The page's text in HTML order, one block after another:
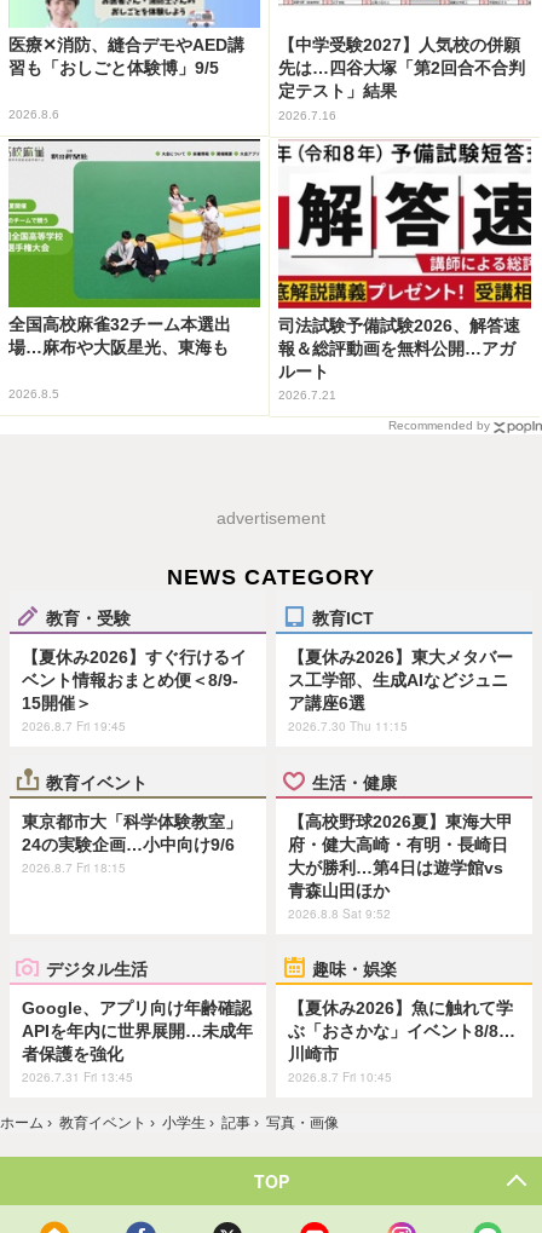
医療✕消防、縫合デモやAED講
習も「おしごと体験博」9/5
2026.8.6
【中学受験2027】人気校の併願
先は…四谷大塚「第2回合不合判
定テスト」結果
2026.7.16
全国高校麻雀32チーム本選出
場…麻布や大阪星光、東海も
2026.8.5
司法試験予備試験2026、解答速
報＆総評動画を無料公開…アガ
ルート
2026.7.21
Recommended by
advertisement
NEWS CATEGORY
教育・受験
【夏休み2026】すぐ行けるイ
ベント情報おまとめ便＜8/9-
15開催＞
2026.8.7 Fri 19:45
教育ICT
【夏休み2026】東大メタバー
ス工学部、生成AIなどジュニ
ア講座6選
2026.7.30 Thu 11:15
教育イベント
東京都市大「科学体験教室」
24の実験企画…小中向け9/6
2026.8.7 Fri 18:15
生活・健康
【高校野球2026夏】東海大甲
府・健大高崎・有明・長崎日
大が勝利…第4日は遊学館vs
青森山田ほか
2026.8.8 Sat 9:52
デジタル生活
Google、アプリ向け年齢確認
APIを年内に世界展開…未成年
者保護を強化
2026.7.31 Fri 13:45
趣味・娯楽
【夏休み2026】魚に触れて学
ぶ「おさかな」イベント8/8…
川崎市
2026.8.7 Fri 10:45
ホーム › 教育イベント › 小学生 › 記事 › 写真・画像
TOP